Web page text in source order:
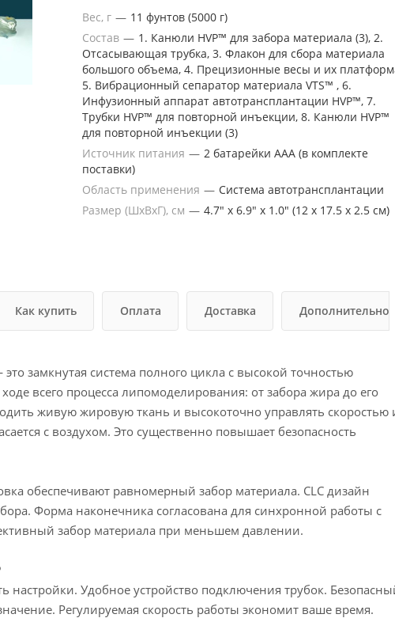
соприкасается с воздухом. Это существенно повышает
безопасность липомоделирования.
Вес, г — 11 фунтов (5000 г)
Состав — 1. Канюли HVP™ для забора материала (3), 2.
Отсасывающая трубка, 3. Флакон для сбора материала
большого объема, 4. Прецизионные весы и их
5. Вибрационный сепаратор материала VTS™ , 6.
Инфузионный аппарат автотрансплантации HVP™, 7.
Трубки HVP™ для повторной инъекции, 8. Канюли HVP™
для повторной инъекции (3)
Источник питания — 2 батарейки ААА (в комплекте
поставки)
Область применения — Система автотрансплантации
Размер (ШxВxГ), см — 4.7" x 6.9" x 1.0" (12 x 17.5 x 2.5 см)
Как купить Оплата Доставка Дополнительно
замкнутая система полного цикла с высокой точностью
всего процесса липомоделирования: от забора жира до его
живую жировую ткань и высокоточно управлять скоростью
с воздухом. Это существенно повышает безопасность
обеспечивают равномерный забор материала. CLC дизайн
Форма наконечника согласована для синхронной работы с
забор материала при меньшем давлении.
настройки. Удобное устройство подключения трубок.
Регулируемая скорость работы экономит ваше время.